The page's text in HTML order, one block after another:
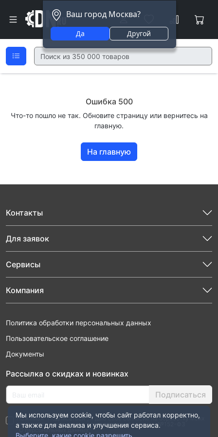
Ваш город Москва?
Да Другой
Ошибка 500
Что-то пошло не так. Обновите страницу или вернитесь на
главную.
На главную
Контакты
Для заявок
Сервисы
Компания
Политика обработки персональных данных
Пользовательское соглашение
Документы
Рассылка о скидках и новинках
Подписаться
Нажимая “Подписаться”, я даю свое согласие на обработку моих
персональных данных в соответствии с законом №152-ФЗ
“О персональных данных”
Мы используем cookie, чтобы сайт работал корректно,
а также для анализа и улучшения сервиса.
Выберите, какие cookie разрешить